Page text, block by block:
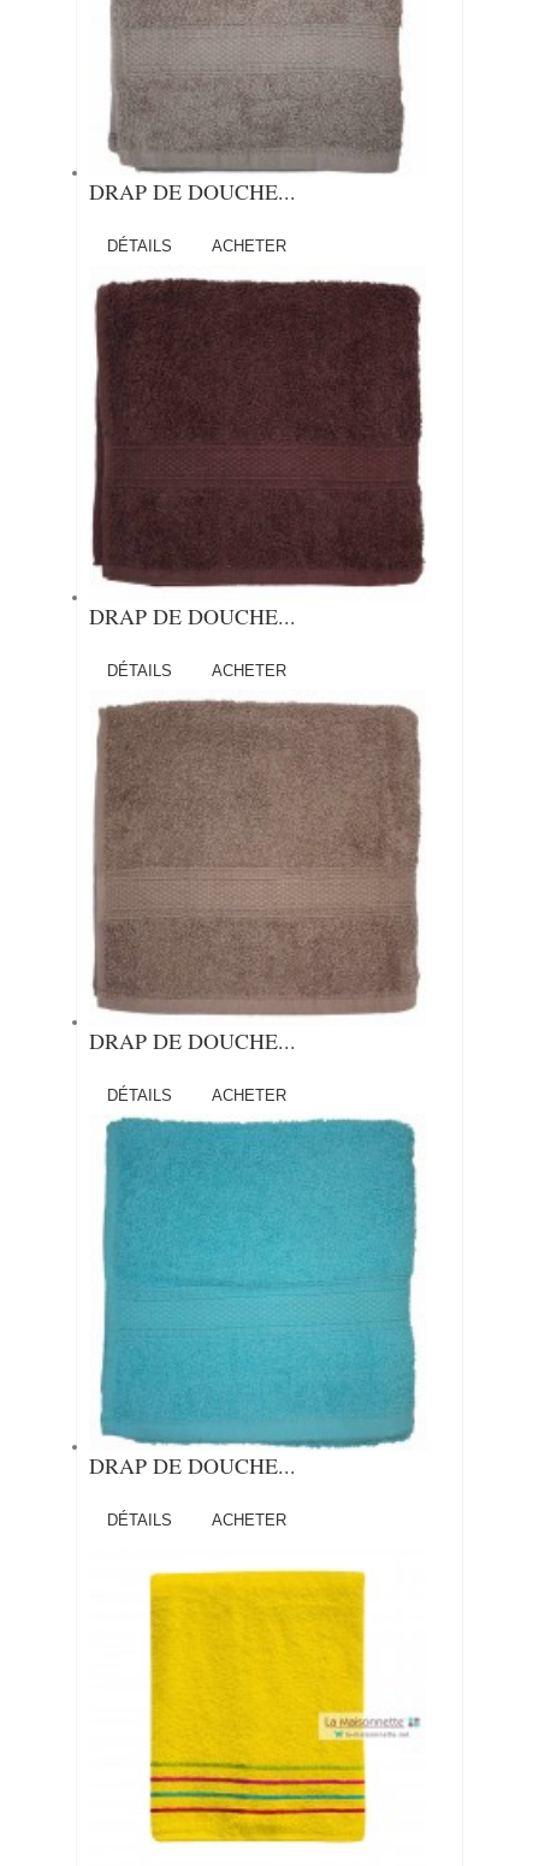
DRAP DE DOUCHE...
DÉTAILS ACHETER
DRAP DE DOUCHE...
DÉTAILS ACHETER
DRAP DE DOUCHE...
DÉTAILS ACHETER
DRAP DE DOUCHE...
DÉTAILS ACHETER